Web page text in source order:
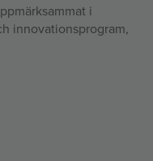
i
innovationsprogram,